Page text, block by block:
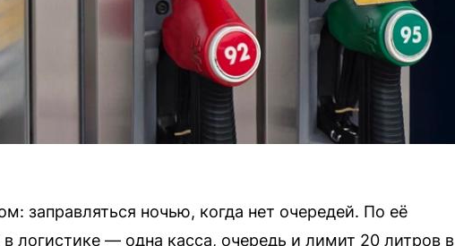
заправляться ночью, когда нет очередей. По её
логистике — одна касса, очередь и лимит 20 литров в